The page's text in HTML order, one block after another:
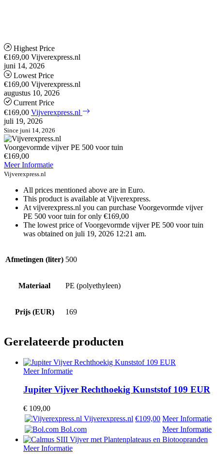
Highest Price
€169,00 Vijverexpress.nl
juni 14, 2026
Lowest Price
€169,00 Vijverexpress.nl
augustus 10, 2026
Current Price
€169,00 Vijverexpress.nl
juli 19, 2026
Since juni 14, 2026
Voorgevormde vijver PE 500 voor tuin
€169,00
Meer Informatie
Vijverexpress.nl
All prices mentioned above are in Euro.
This product is available at Vijverexpress.
At vijverexpress.nl you can purchase Voorgevormde vijver
PE 500 voor tuin for only €169,00
The lowest price of Voorgevormde vijver PE 500 voor tuin
was obtained on juli 19, 2026 12:21 am.
Afmetingen (liter) 500
Materiaal PE (polyethyleen)
Prijs (EUR) 169
Gerelateerde producten
Meer Informatie
Jupiter Vijver Rechthoekig Kunststof 109 EUR
€ 109,00
Vijverexpress.nl €109,00 Meer Informatie
Bol.com
Meer Informatie
Meer Informatie